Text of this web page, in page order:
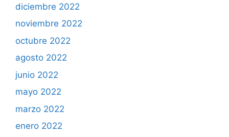
diciembre 2022
noviembre 2022
octubre 2022
agosto 2022
junio 2022
mayo 2022
marzo 2022
enero 2022